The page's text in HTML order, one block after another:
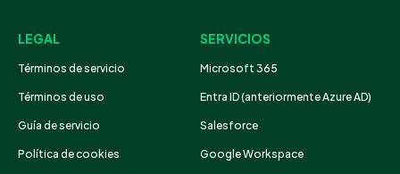
LEGAL
Términos de servicio
Términos de uso
Guía de servicio
Política de cookies
SERVICIOS
Microsoft 365
Entra ID (anteriormente Azure AD)
Salesforce
Google Workspace